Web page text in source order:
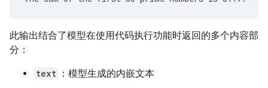
此输出结合了模型在使用代码执行功能时返回的多个内容部
分：
text ：模型生成的内嵌文本